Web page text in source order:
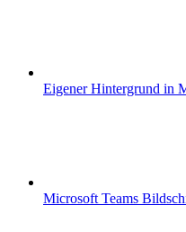
Eigener Hintergrund in
Microsoft Teams